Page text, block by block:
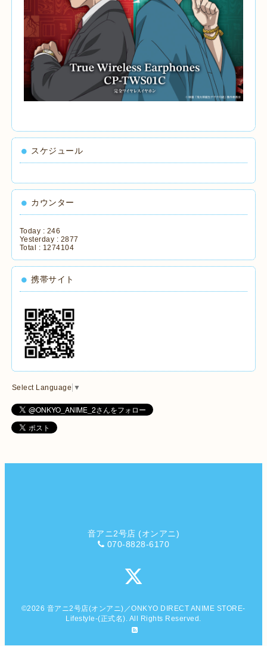
スケジュール
カウンター
Today : 246
Yesterday : 2877
Total : 1274104
携帯サイト
Select Language ▼
音アニ2号店 (オンアニ)
070-8828-6170
©2026 音アニ2号店(オンアニ)／ONKYO DIRECT ANIME STORE-
Lifestyle-(正式名). All Rights Reserved.